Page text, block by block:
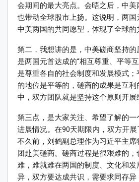
会期间的最大亮点。会晤之后，中美
也带动全球股市上扬。这说明，两国
中美两国的共同愿望，体现了全球的
第二，我想讲的是，中美磋商坚持
是两国元首达成的“相互尊重、平等
是尊重各自的社会制度和发展模式
的地位是平等的，磋商的成果是互利
中，双方团队就是坚持这个原则开展
第三点，是大家关注、希望了解的
进展情况。在90天期限内，双方开展
不久前，刘鹤副总理作为习近平主
团赴美磋商。磋商过程是很艰难的
难，难就难在两国的制度、文化和
异，双方要达成共识，需要求同存